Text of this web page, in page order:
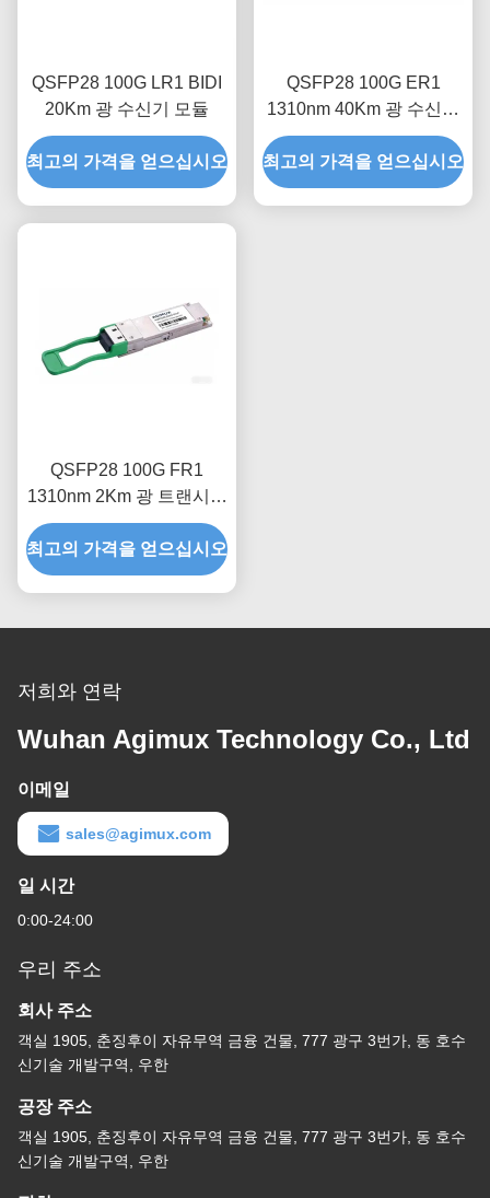
QSFP28 100G LR1 BIDI
20Km 광 수신기 모듈
최고의 가격을 얻으십시오
QSFP28 100G ER1
1310nm 40Km 광 수신기
모듈
최고의 가격을 얻으십시오
QSFP28 100G FR1
1310nm 2Km 광 트랜시버
모듈
최고의 가격을 얻으십시오
저희와 연락
Wuhan Agimux Technology Co., Ltd
이메일
sales@agimux.com
일 시간
0:00-24:00
우리 주소
회사 주소
객실 1905, 춘징후이 자유무역 금융 건물, 777 광구 3번가, 동 호수
신기술 개발구역, 우한
공장 주소
객실 1905, 춘징후이 자유무역 금융 건물, 777 광구 3번가, 동 호수
신기술 개발구역, 우한